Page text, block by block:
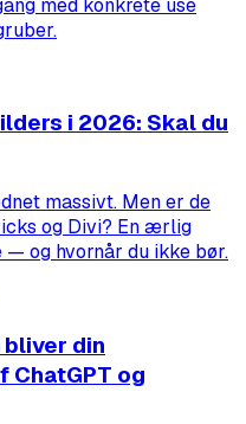
i 2026: Skal du
massivt. Men er de
og Divi? En ærlig
og hvornår du ikke bør.
din
og